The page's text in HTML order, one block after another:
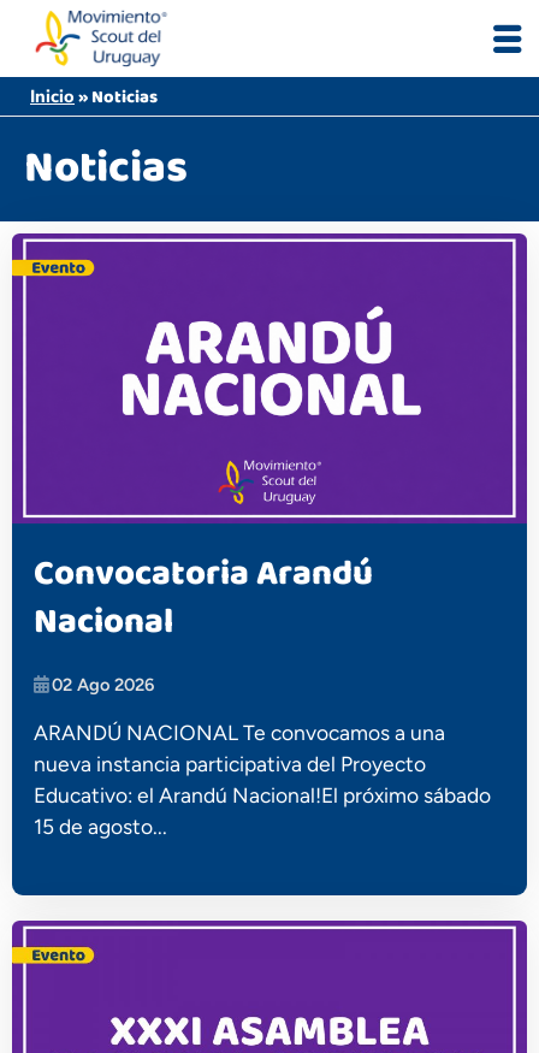
content
Inicio »Noticias
Noticias
Convocatoria Arandú
Nacional
02 Ago 2026
ARANDÚ NACIONAL Te convocamos a una
nueva instancia participativa del Proyecto
Educativo: el Arandú Nacional!El próximo sábado
15 de agosto...